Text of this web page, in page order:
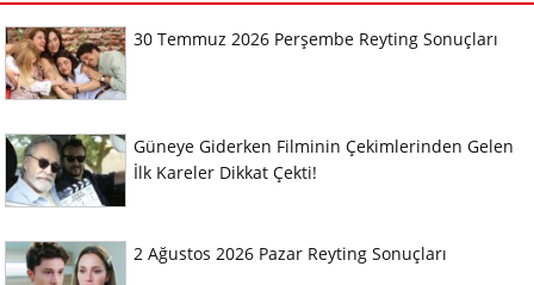
30 Temmuz 2026 Perşembe Reyting Sonuçları
Güneye Giderken Filminin Çekimlerinden Gelen
İlk Kareler Dikkat Çekti!
2 Ağustos 2026 Pazar Reyting Sonuçları